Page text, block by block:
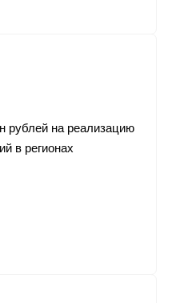
рублей на реализацию
в регионах